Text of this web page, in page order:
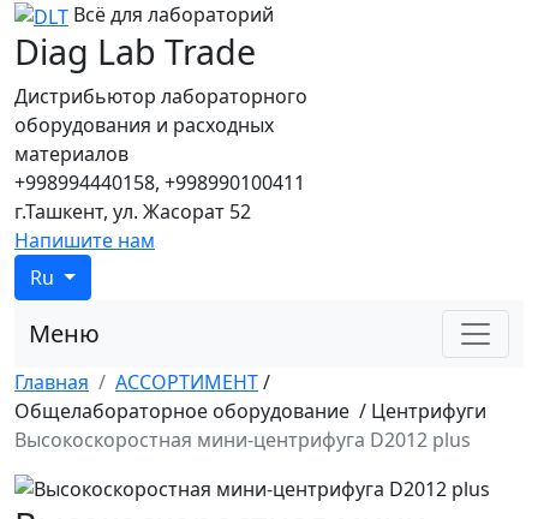
Всё для лабораторий
Diag Lab Trade
Дистрибьютор лабораторного
оборудования и расходных
материалов
+998994440158, +998990100411
г.Ташкент, ул. Жасорат 52
Напишите нам
Ru
Меню
Главная АССОРТИМЕНТ/
Общелабораторное оборудование / Центрифуги
Высокоскоростная мини-центрифуга D2012 plus